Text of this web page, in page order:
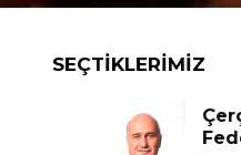
SEÇTIKLERIMIZ